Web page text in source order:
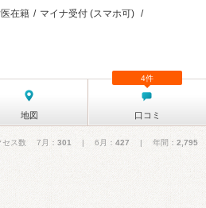
在籍
マイナ受付 (スマホ可)
地図 口コミ
4件
セス数 7月： 301 | 6月： 427 | 年間： 2,795